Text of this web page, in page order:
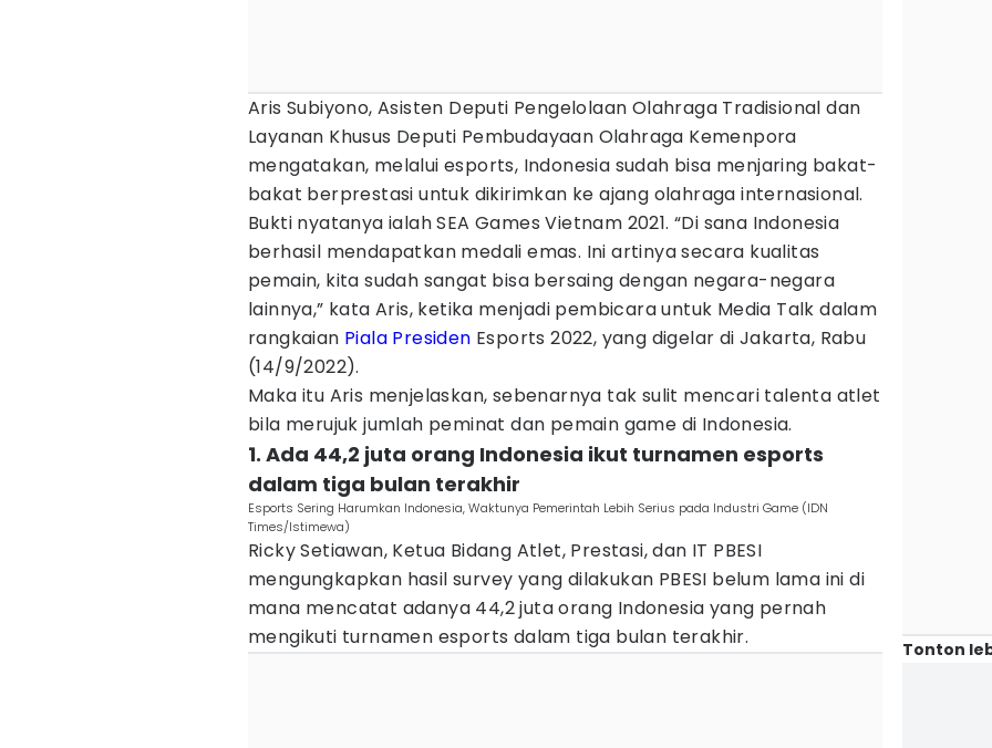
Aris Subiyono, Asisten Deputi Pengelolaan Olahraga Tradisional dan
Layanan Khusus Deputi Pembudayaan Olahraga Kemenpora
mengatakan, melalui esports, Indonesia sudah bisa menjaring bakat-
bakat berprestasi untuk dikirimkan ke ajang olahraga internasional.
Bukti nyatanya ialah SEA Games Vietnam 2021. “Di sana Indonesia
berhasil mendapatkan medali emas. Ini artinya secara kualitas
pemain, kita sudah sangat bisa bersaing dengan negara-negara
lainnya,” kata Aris, ketika menjadi pembicara untuk Media Talk dalam
rangkaian Piala Presiden Esports 2022, yang digelar di Jakarta, Rabu
(14/9/2022).
Maka itu Aris menjelaskan, sebenarnya tak sulit mencari talenta atlet
bila merujuk jumlah peminat dan pemain game di Indonesia.
1. Ada 44,2 juta orang Indonesia ikut turnamen esports
dalam tiga bulan terakhir
Esports Sering Harumkan Indonesia, Waktunya Pemerintah Lebih Serius pada Industri Game (IDN
Times/Istimewa)
Ricky Setiawan, Ketua Bidang Atlet, Prestasi, dan IT PBESI
mengungkapkan hasil survey yang dilakukan PBESI belum lama ini di
mana mencatat adanya 44,2 juta orang Indonesia yang pernah
mengikuti turnamen esports dalam tiga bulan terakhir.
Tonton